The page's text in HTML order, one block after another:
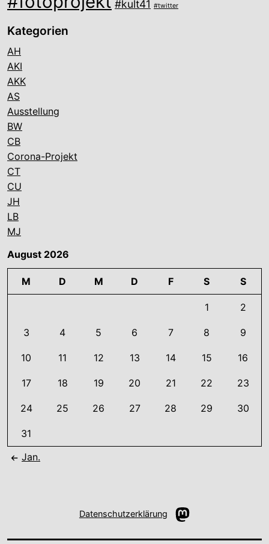
#kult41 #twitter
Kategorien
AH
AKI
AKK
AS
Ausstellung
BW
CB
Corona-Projekt
CT
CU
JH
LB
MJ
August 2026
M D M D F S S
1 2
3 4 5 6 7 8 9
10 11 12 13 14 15 16
17 18 19 20 21 22 23
24 25 26 27 28 29 30
31
Jan.
Datenschutzerklärung Mastodon